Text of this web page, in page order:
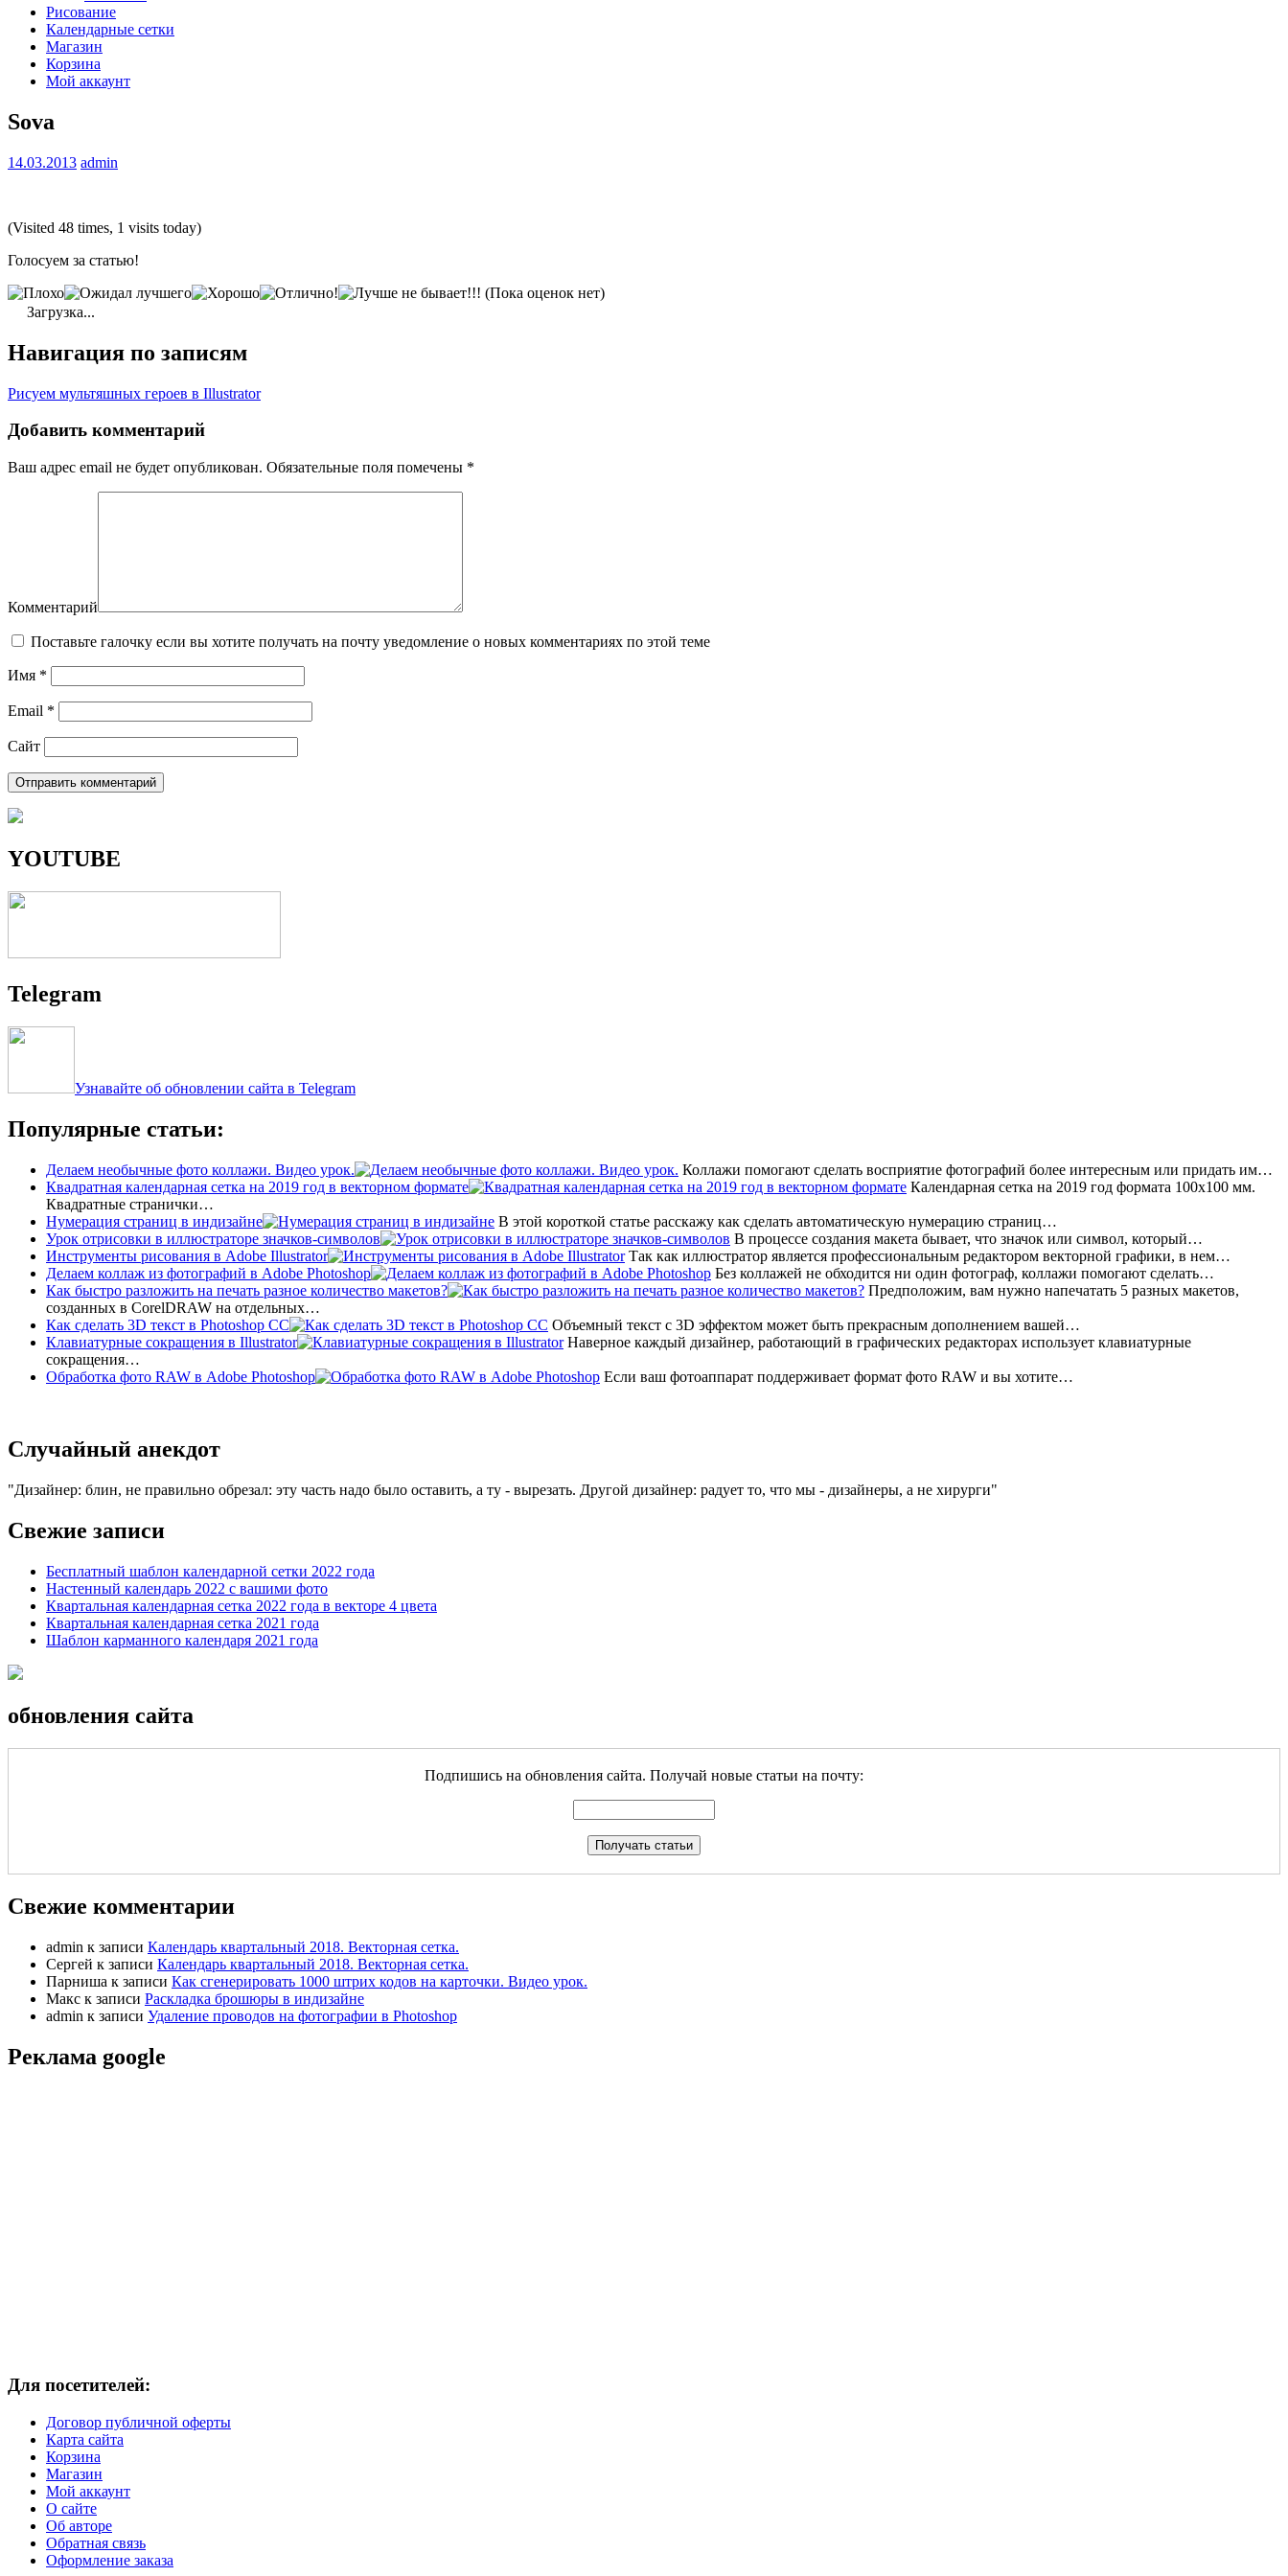
Рисование
Календарные сетки
Магазин
Корзина
Мой аккаунт
Sova
14.03.2013 admin
(Visited 48 times, 1 visits today)
Голосуем за статью!
(Пока оценок нет)
Загрузка...
Навигация по записям
Рисуем мультяшных героев в Illustrator
Добавить комментарий
Ваш адрес email не будет опубликован. Обязательные поля помечены *
Комментарий
Поставьте галочку если вы хотите получать на почту уведомление о новых комментариях по этой теме
Имя *
Email *
Сайт
YOUTUBE
Telegram
Узнавайте об обновлении сайта в Telegram
Популярные статьи:
Делаем необычные фото коллажи. Видео урок.
Коллажи помогают сделать восприятие фотографий более интересным или придать им…
Квадратная календарная сетка на 2019 год в векторном формате
Календарная сетка на 2019 год формата 100х100 мм.
Квадратные странички…
Нумерация страниц в индизайне
В этой короткой статье расскажу как сделать автоматическую нумерацию страниц…
Урок отрисовки в иллюстраторе значков-символов
В процессе создания макета бывает, что значок или символ, который…
Инструменты рисования в Adobe Illustrator
Так как иллюстратор является профессиональным редактором векторной графики, в нем…
Делаем коллаж из фотографий в Adobe Photoshop
Без коллажей не обходится ни один фотограф, коллажи помогают сделать…
Как быстро разложить на печать разное количество макетов?
Предположим, вам нужно напечатать 5 разных макетов,
созданных в CorelDRAW на отдельных…
Как сделать 3D текст в Photoshop CC
Объемный текст с 3D эффектом может быть прекрасным дополнением вашей…
Клавиатурные сокращения в Illustrator
Наверное каждый дизайнер, работающий в графических редакторах использует клавиатурные
сокращения…
Обработка фото RAW в Adobe Photoshop
Если ваш фотоаппарат поддерживает формат фото RAW и вы хотите…
Случайный анекдот
Дизайнер: блин, не правильно обрезал: эту часть надо было оставить, а ту - вырезать. Другой дизайнер: радует то, что мы - дизайнеры, а не хирурги
Свежие записи
Бесплатный шаблон календарной сетки 2022 года
Настенный календарь 2022 с вашими фото
Квартальная календарная сетка 2022 года в векторе 4 цвета
Квартальная календарная сетка 2021 года
Шаблон карманного календаря 2021 года
обновления сайта
Подпишись на обновления сайта. Получай новые статьи на почту:
Свежие комментарии
admin к записи Календарь квартальный 2018. Векторная сетка.
Сергей к записи Календарь квартальный 2018. Векторная сетка.
Парниша к записи Как сгенерировать 1000 штрих кодов на карточки. Видео урок.
Макс к записи Раскладка брошюры в индизайне
admin к записи Удаление проводов на фотографии в Photoshop
Реклама google
Для посетителей:
Договор публичной оферты
Карта сайта
Корзина
Магазин
Мой аккаунт
О сайте
Об авторе
Обратная связь
Оформление заказа